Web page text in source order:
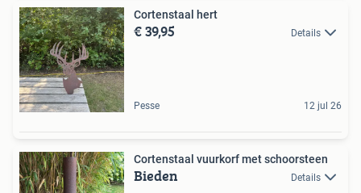
Cortenstaal hert
€ 39,95 Details
Pesse 12 jul 26
Cortenstaal vuurkorf met schoorsteen
Bieden Details